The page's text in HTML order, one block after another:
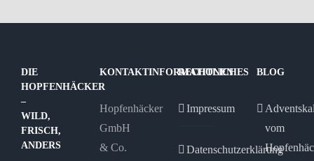
können
Produktseite
DIE
HOPFENHÄCKER
–
WILD,
FRISCH,
ANDERS
KONTAKTINFORMATIONEN
Hopfenhäcker
GmbH
& Co.
RECHTLICHES
Impressum
Datenschutzerklärung
BLOG
vom